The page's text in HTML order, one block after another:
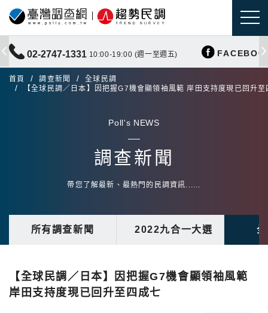
02-2747-1331 10:00-19:00 (週一至週五)
首頁 調查新聞
全球民調
【全球民調／日本】因把握G7機會顯領袖風範 岸田支持度現已回升至
Poll's NEWS
調查新聞
帶您了解最新、最熱門的民調資訊......
所有調查新聞 2022九合一大選
【全球民調／日本】因把握G7機會顯領袖風範
岸田支持度現已回升至四成七